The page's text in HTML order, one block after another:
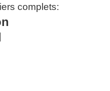
complets: